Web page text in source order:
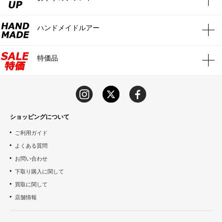
ハンドメイドルアー
特価品
ショッピングについて
ご利用ガイド
よくある質問
お問い合わせ
下取り購入に関して
買取に関して
店舗情報